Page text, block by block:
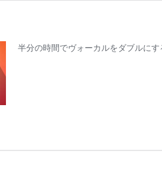
半分の時間でヴォーカルをダブルに